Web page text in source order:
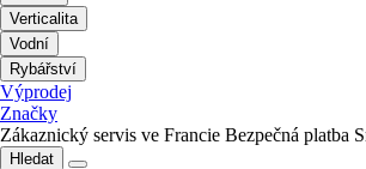
Verticalita
Vodní
Rybářství
Výprodej
Značky
Zákaznický servis ve Francie Bezpečná platba
Hledat